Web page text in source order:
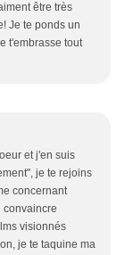
être très
Je te ponds un
t'embrasse tout
et j'en suis
je te rejoins
concernant
convaincre
visionnés
je te taquine ma